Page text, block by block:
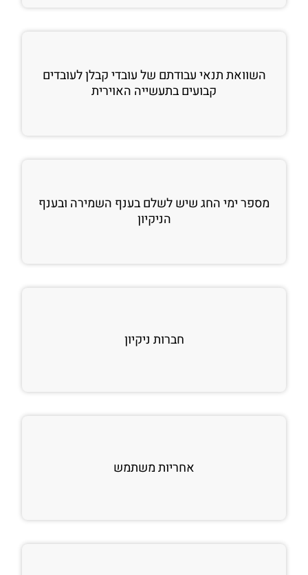
השוואת תנאי עבודתם של עובדי קבלן לעובדים
קבועים בתעשייה האוירית
מספר ימי החג שיש לשלם בענף השמירה ובענף
הניקיון
חברות ניקיון
אחריות משתמש